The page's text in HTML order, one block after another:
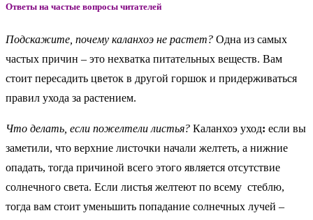
Ответы на частые вопросы читателей
Подскажите, почему каланхоэ не растет? Одна из самых
частых причин – это нехватка питательных веществ. Вам
стоит пересадить цветок в другой горшок и придерживаться
правил ухода за растением.
Что делать, если пожелтели листья? Каланхоэ уход: если вы
заметили, что верхние листочки начали желтеть, а нижние
опадать, тогда причиной всего этого является отсутствие
солнечного света. Если листья желтеют по всему стеблю,
тогда вам стоит уменьшить попадание солнечных лучей –